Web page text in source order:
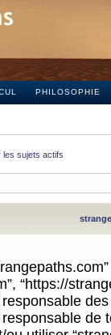
PHILOSOPHIE
les sujets actifs
“https://
responsable